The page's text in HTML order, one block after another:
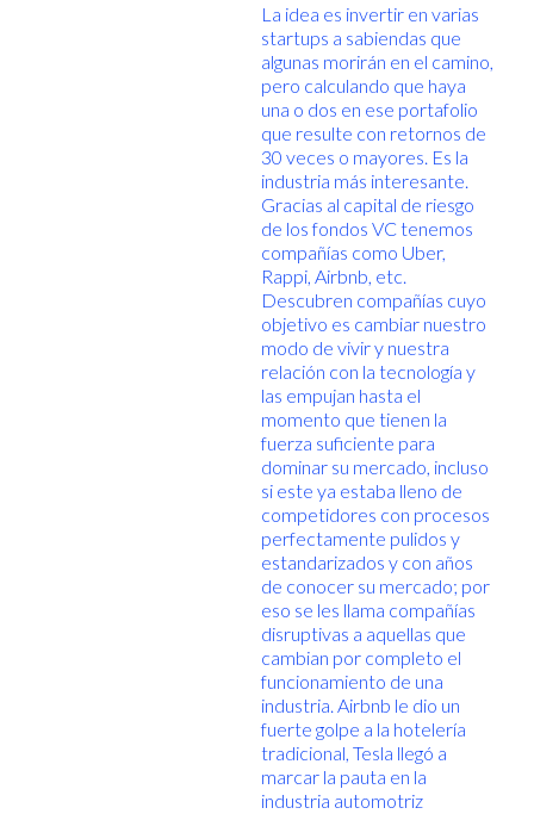
La idea es invertir en varias
startups a sabiendas que
algunas morirán en el camino,
pero calculando que haya
una o dos en ese portafolio
que resulte con retornos de
30 veces o mayores. Es la
industria más interesante.
Gracias al capital de riesgo
de los fondos VC tenemos
compañías como Uber,
Rappi, Airbnb, etc.
Descubren compañías cuyo
objetivo es cambiar nuestro
modo de vivir y nuestra
relación con la tecnología y
las empujan hasta el
momento que tienen la
fuerza suficiente para
dominar su mercado, incluso
si este ya estaba lleno de
competidores con procesos
perfectamente pulidos y
estandarizados y con años
de conocer su mercado; por
eso se les llama compañías
disruptivas a aquellas que
cambian por completo el
funcionamiento de una
industria. Airbnb le dio un
fuerte golpe a la hotelería
tradicional, Tesla llegó a
marcar la pauta en la
industria automotriz